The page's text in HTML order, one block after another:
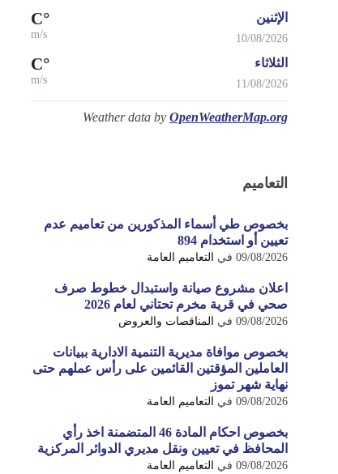
الإثنين
10/08/2026
°C
m/s
الثلاثاء
11/08/2026
°C
m/s
Weather data by OpenWeatherMap.org
التعاميم
بخصوص طي أسماء المذكورين من تعاميم عدم
تعيين أو استخدام 894
09/08/2026 في التعاميم العامة
اعلان مشروع صيانة واستبدال خطوط صرف
صحي في قرية مخرم تحتاني لعام 2026
09/08/2026 في المناقصات والعروض
بخصوص موافاة مديرية التنمية الادارية ببيانات
العاملين المؤقتين القائمين على رأس عملهم حتى
نهاية شهر تموز
09/08/2026 في التعاميم العامة
بخصوص احكام المادة 46 المتضمنة اخذ رأي
المحافظ في تعيين ونقل مديري الدوائر المركزية
09/08/2026 في التعاميم العامة